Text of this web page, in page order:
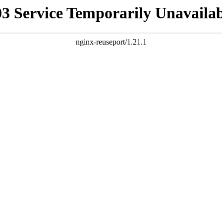
Service Temporarily
nginx-reuseport/1.21.1